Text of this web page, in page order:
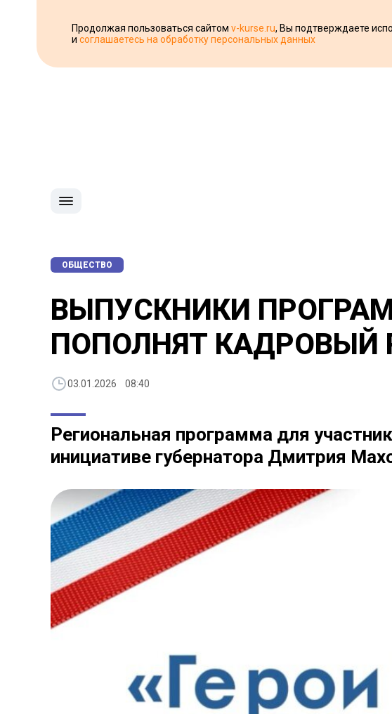
Продолжая пользоваться сайтом v-kurse.ru, Вы подтверждаете
и соглашаетесь на обработку персональных данных
ОБЩЕСТВО
ВЫПУСКНИКИ
ПОПОЛНЯТ КАДРОВЫЙ
03.01.2026 08:40
Региональная программа для
инициативе губернатора Дмитрия